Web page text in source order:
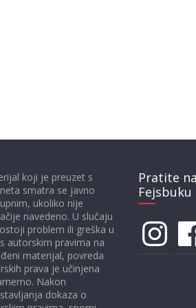
koji je preuzet s
smatra se javno
ukoliko nije
navedeno. U slučaju
problem ili greška u
autorskim pravima na
materijal, povreda
prava je učinjena
Nakon
dokaza o
Pratite
Instagram